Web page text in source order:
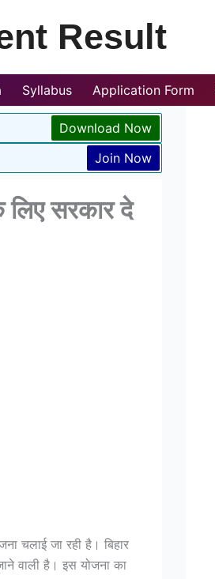
Result
Syllabus Application Form
Download Now
Join Now
सरकार दे
चलाई जा रही है। बिहार
वाली है। इस योजना का